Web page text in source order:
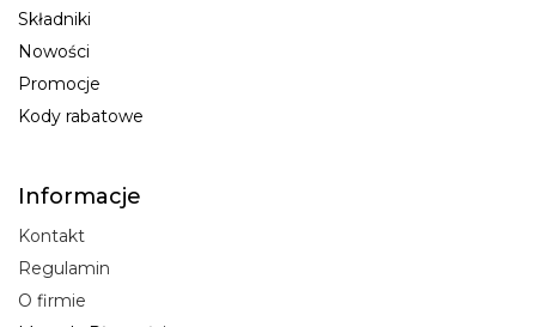
Składniki
Nowości
Promocje
Kody rabatowe
Informacje
Kontakt
Regulamin
O firmie